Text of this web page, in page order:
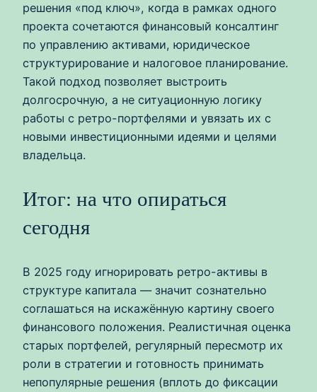
решения «под ключ», когда в рамках одного
проекта сочетаются финансовый консалтинг
по управлению активами, юридическое
структурирование и налоговое планирование.
Такой подход позволяет выстроить
долгосрочную, а не ситуационную логику
работы с ретро-портфелями и увязать их с
новыми инвестиционными идеями и целями
владельца.
Итог: на что опираться
сегодня
В 2025 году игнорировать ретро-активы в
структуре капитала — значит сознательно
соглашаться на искажённую картину своего
финансового положения. Реалистичная оценка
старых портфелей, регулярный пересмотр их
роли в стратегии и готовность принимать
непопулярные решения (вплоть до фиксации